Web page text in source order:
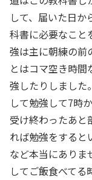
して、届いた日か
科書に必要なこと
強は主に朝練の前
とはコマ空き時
強したりしました
して勉強して7時
受け終わったあと
れば勉強をすると
など本当にありま
してご飯食べて